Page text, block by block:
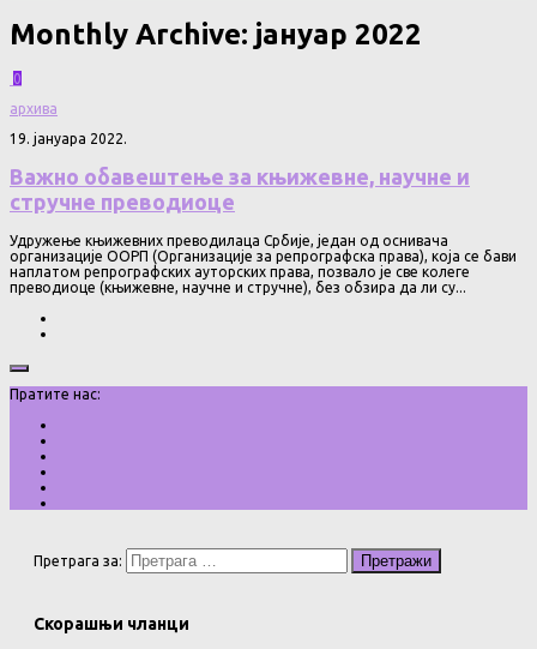
Monthly Archive: јануар 2022
0
архива
19. јануара 2022.
Важно обавештење за књижевне, научне и
стручне преводиоце
Удружење књижевних преводилаца Србије, један од оснивача
организације ООРП (Организације за репрографска права), која се бави
наплатом репрографских ауторских права, позвало је све колеге
преводиоце (књижевне, научне и стручне), без обзира да ли су...
Пратите нас:
Претрага за:
Скорашњи чланци